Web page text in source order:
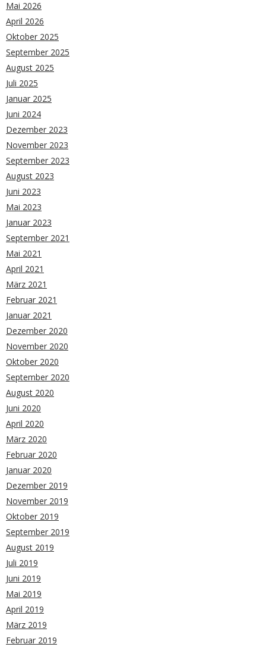
Mai 2026
April 2026
Oktober 2025
September 2025
August 2025
Juli 2025
Januar 2025
Juni 2024
Dezember 2023
November 2023
September 2023
August 2023
Juni 2023
Mai 2023
Januar 2023
September 2021
Mai 2021
April 2021
März 2021
Februar 2021
Januar 2021
Dezember 2020
November 2020
Oktober 2020
September 2020
August 2020
Juni 2020
April 2020
März 2020
Februar 2020
Januar 2020
Dezember 2019
November 2019
Oktober 2019
September 2019
August 2019
Juli 2019
Juni 2019
Mai 2019
April 2019
März 2019
Februar 2019